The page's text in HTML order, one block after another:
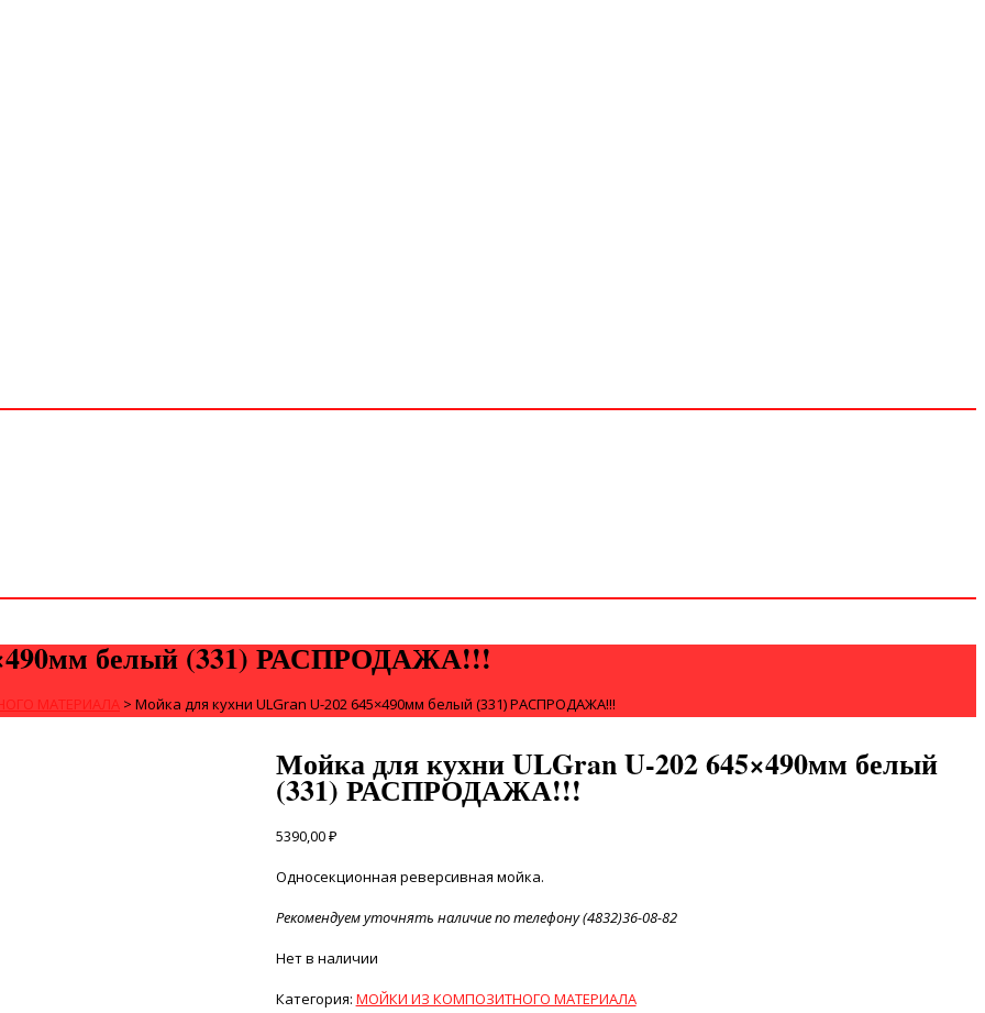
белый (331) РАСПРОДАЖА!!!
МАТЕРИАЛА > Мойка для кухни ULGran U-202 645×490мм белый (331) РАСПРОДАЖА!!!
Мойка для кухни ULGran U-202 645×490мм белый
(331) РАСПРОДАЖА!!!
5390,00₽
Односекционная реверсивная мойка.
Рекомендуем уточнять наличие по телефону (4832)36-08-82
Нет в наличии
Категория: МОЙКИ ИЗ КОМПОЗИТНОГО МАТЕРИАЛА